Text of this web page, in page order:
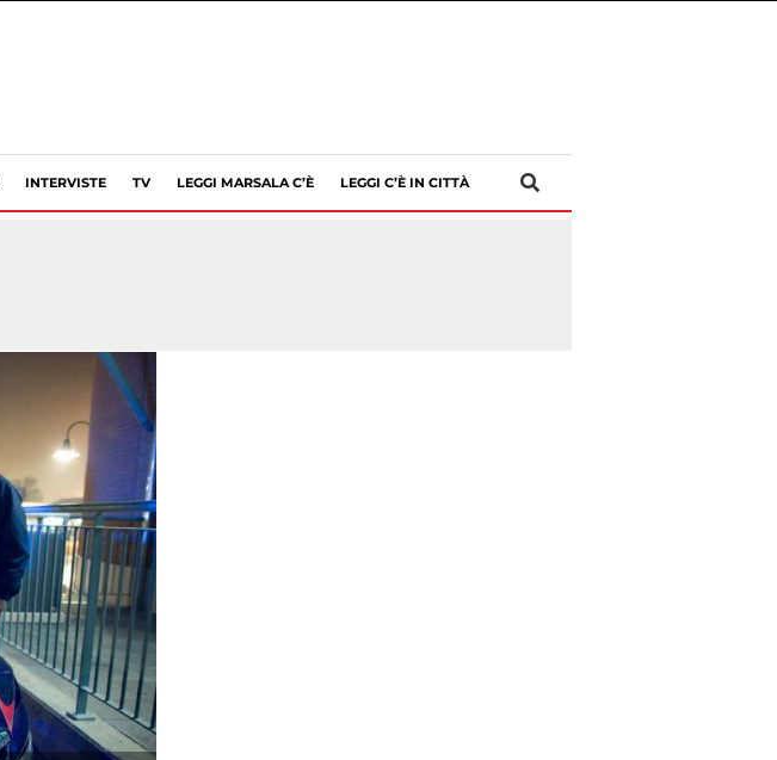
INTERVISTE TV LEGGI MARSALA C’È LEGGI C’È IN CITTÀ